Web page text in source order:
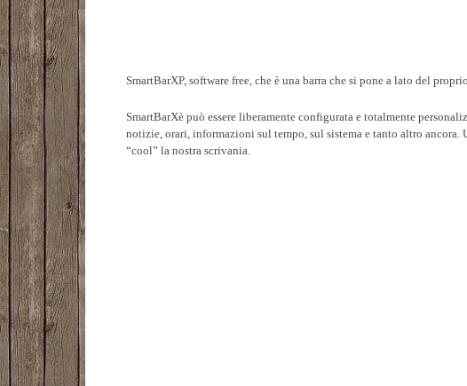
SmartBarXP, software free, che è una barra che si pone a lato del
SmartBarXè può essere liberamente configurata e totalmente
notizie, orari, informazioni sul tempo, sul sistema e tanto altro ancora.
“cool” la nostra scrivania.